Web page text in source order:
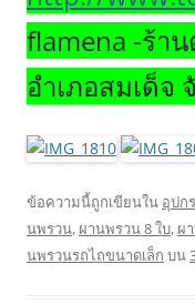
flamena -ร้า
อำเภอสมเด็จ
ข้อความนี้ถูกเขียนใน อุปก
นพรวน, ผานพรวน 8 ใบ, ผ
นพรวนรถไถขนาดเล็ก บน